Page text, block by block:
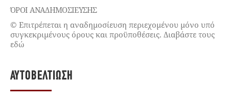
ΌΡΟΙ ΑΝΑΔΗΜΟΣΙΕΥΣΗΣ
© Επιτρέπεται η αναδημοσίευση περιεχομένου μόνο υπό
συγκεκριμένους όρους και προϋποθέσεις. Διαβάστε τους
εδώ
ΑΥΤΟΒΕΛΤΊΩΣΗ